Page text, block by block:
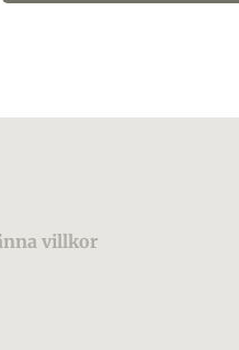
villkor